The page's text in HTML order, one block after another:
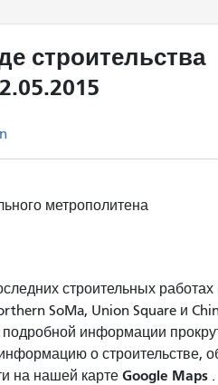
строительства
метрополитена
строительных работах
SoMa, Union Square и
информации
о строительстве,
на нашей карте Google Maps .